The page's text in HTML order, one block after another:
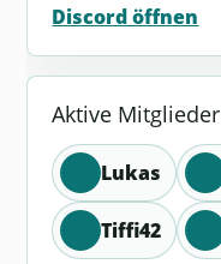
Discord öffnen
Aktive Mitglieder
Lukas
Tiffi42